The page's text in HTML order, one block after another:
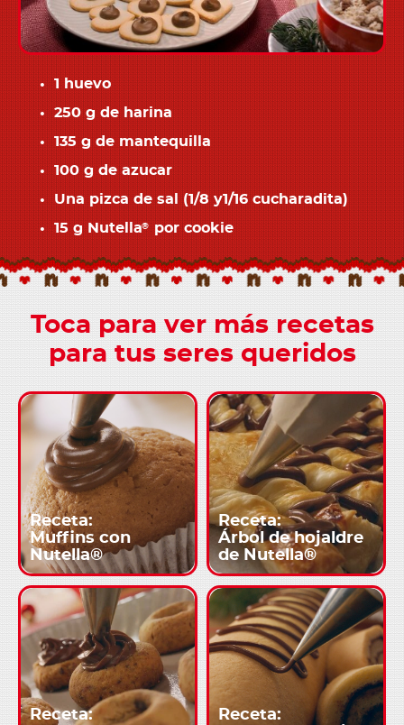
1 huevo
250 g de harina
135 g de mantequilla
100 g de azucar
Una pizca de sal (1/8 y1/16 cucharadita)
15 g Nutella®por cookie
Toca para ver más recetas
para tus seres queridos
Receta:
Muffins con
Nutella®
Receta:
Árbol de hojaldre
de Nutella®
Receta:
Receta: